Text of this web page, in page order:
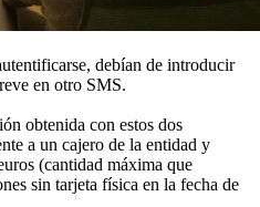
debían de introducir
en otro SMS.
obtenida con estos dos
a un cajero de la entidad y
(cantidad máxima que
sin tarjeta física en la fecha de